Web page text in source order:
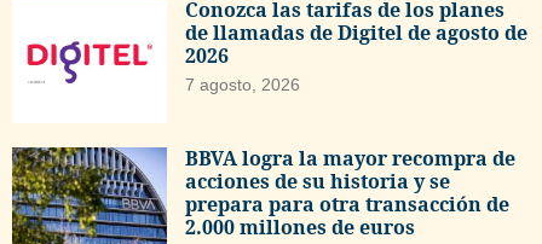
Conozca las tarifas de los planes
de llamadas de Digitel de agosto de
2026
7 agosto, 2026
BBVA logra la mayor recompra de
acciones de su historia y se
prepara para otra transacción de
2.000 millones de euros